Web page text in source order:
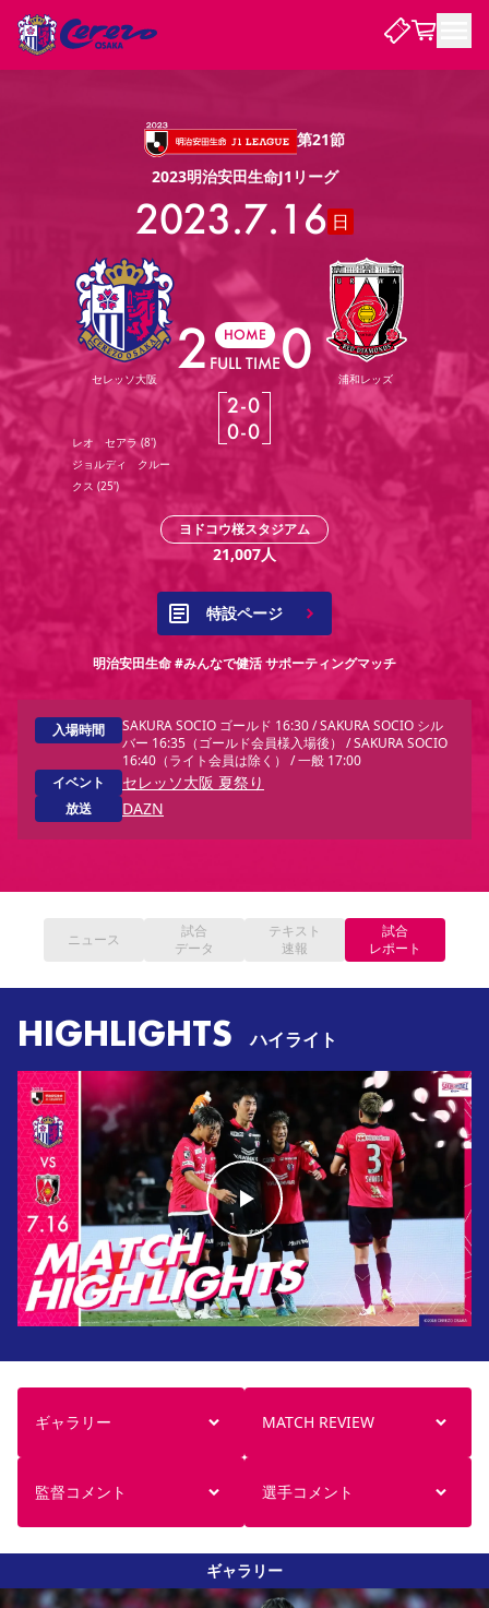
順位表
チームについて
選手・スタッフ スケジュール メディア情報 アクセス レディース
アカデミー ハナサカプレーヤー 歴代所属選手
チケット
チケット情報 販売スケジュール 価格・席種
購入方法
シーズンシート
法人シーズンシート 福祉サービス 団体チケット
特定興行入場券
譲渡サービス リセールサービス
観戦ガイド
初めて観戦ガイド キッズ向けサービス グルメ
マッチデープログラム
観戦マナー&ルール
ビジターサポーター観戦ガイド 公式アプリ
スタジアム
YANMAR HANASAKA STADIUM
アウェイツアー
アウェイツアー
よくある質問
よくある質問
クラブを知る
セレッソ大阪について
クラブ紹介 沿革 シーズン記録 求人情報
サポートする
パートナー企業募集中 セレッソ大阪VISAカード
サポートスタッフ
セレッソアイデアちょうだいな
Lise（ライセンスビジネス）
サステナビリティポリシー SDGsのゴール
スポーツクラブ
スポーツクラブ
関連団体/施設
長居公園 セレッソフットサルパーク セレッソフットサルパーク長居
セレッソスポーツパーク舞洲
YANMAR HANASAKA STADIUM
セレッソ大阪アカデミー
子供のサッカースクール
大人のサッカースクール その他スポーツクラブ
ファンクラブ
ファンクラブ
SAKURA SOCIO SAKURA POINT Program 招待券引換方法
先行入場
まいセレチケット 会員規定 婚姻届・出生届・命名書
ニュース
ニュース
チーム グッズ チケット イベント ファンクラブ
ホームタウン
パートナー スポーツクラブ メディア
レディース
アカデミー
第21節
2023明治安田生命J1リーグ
2023.7.16 日
セレッソ大阪
レオ セアラ (8')
ジョルディ クルー
クス (25')
2 HOME
FULL TIME0
2-0
0-0
浦和レッズ
ヨドコウ桜スタジアム
21,007人
特設ページ
明治安田生命 #みんなで健活 サポーティングマッチ
入場時間
SAKURA SOCIO ゴールド 16:30 / SAKURA SOCIO シル
バー 16:35（ゴールド会員様入場後） / SAKURA SOCIO
16:40（ライト会員は除く） / 一般 17:00
イベント
セレッソ大阪 夏祭り
放送 DAZN
ニュース
試合
データ
テキスト
速報
試合
レポート
HIGHLIGHTS ハイライト
ギャラリー MATCH REVIEW
監督コメント 選手コメント
ギャラリー